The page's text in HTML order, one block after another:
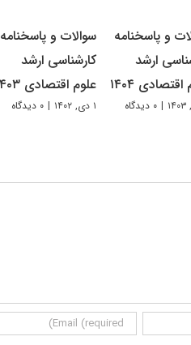
و پاسخنامه
ارشد
۱۴۰۴
| ۰ دیدگاه
سوالات و پاسخنامه
کارشناسی ارشد
علوم اقتصادی ۱۴۰۳
۱ دی, ۱۴۰۲ | ۰ دیدگاه